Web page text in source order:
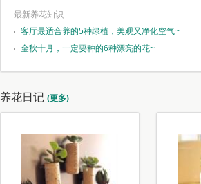
最新养花知识
客厅最适合养的5种绿植，美观又净化空气~
金秋十月，一定要种的6种漂亮的花~
养花日记 (更多)